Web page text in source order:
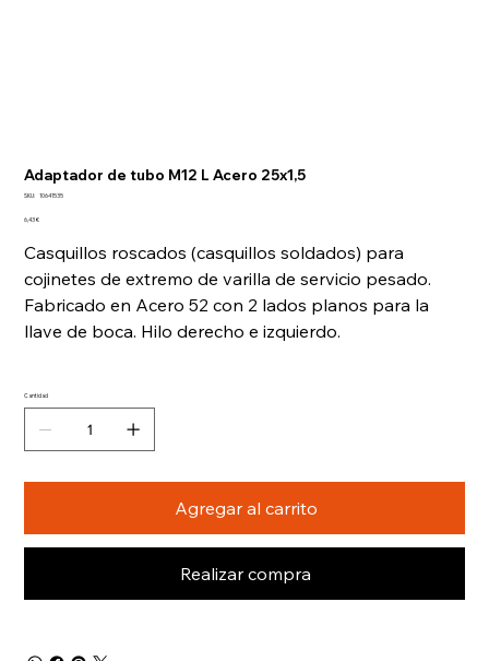
Adaptador de tubo M12 L Acero 25x1,5
SKU:
SKU
10641535
Precio
6,43 €
Casquillos roscados (casquillos soldados) para
cojinetes de extremo de varilla de servicio pesado.
Fabricado en Acero 52 con 2 lados planos para la
llave de boca. Hilo derecho e izquierdo.
Cantidad
Agregar al carrito
Realizar compra